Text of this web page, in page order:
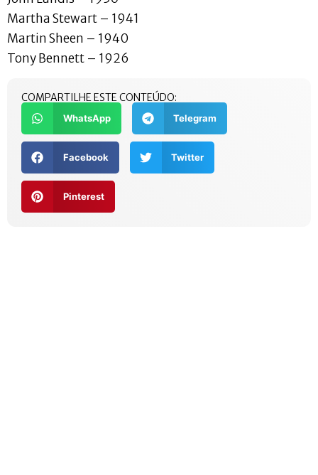
Martha Stewart – 1941
Martin Sheen – 1940
Tony Bennett – 1926
COMPARTILHE ESTE CONTEÚDO:
WhatsApp Telegram
Facebook Twitter
Pinterest